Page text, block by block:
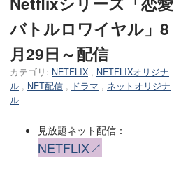
バトルロワイヤル」8
月29日～配信
カテゴリ: NETFLIX , NETFLIXオリジナ
ル , NET配信 , ドラマ , ネットオリジナ
ル
見放題ネット配信：
NETFLIX↗